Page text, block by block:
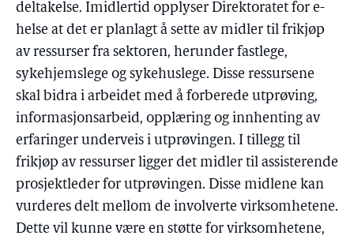
deltakelse. Imidlertid opplyser Direktoratet for e-
helse at det er planlagt å sette av midler til frikjøp
av ressurser fra sektoren, herunder fastlege,
sykehjemslege og sykehuslege. Disse ressursene
skal bidra i arbeidet med å forberede utprøving,
informasjonsarbeid, opplæring og innhenting av
erfaringer underveis i utprøvingen. I tillegg til
frikjøp av ressurser ligger det midler til assisterende
prosjektleder for utprøvingen. Disse midlene kan
vurderes delt mellom de involverte virksomhetene.
Dette vil kunne være en støtte for virksomhetene,